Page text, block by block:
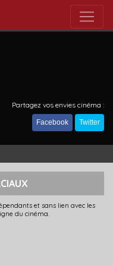
Partagez vos envies cinéma :
Facebook Twitter
et sans lien avec les
du cinéma.